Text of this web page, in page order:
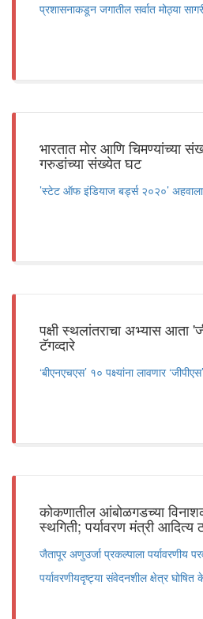
प्रशासनाकडून जगातील सर्वात मोठ्या
भारतात मोर आणि चिमण्यांच्या
गरुडांच्या संख्येत घट
’स्टेट ऑफ इंडियाज बर्ड्स २०२०’
पक्षी स्थलांतराचा अभ्यास आता
टॅगव्दारे
‘बीएनएचएस’ १० पक्ष्यांना लावणार
कोकणातील आंबोळगडच्या
स्थगिती; पर्यावरण मंत्री आदित्य
जैतापूर अणुउर्जा प्रकल्पाला पर्यावरणीय
पर्यावरणीयदृष्ट्या संवेदनशील क्षेत्र